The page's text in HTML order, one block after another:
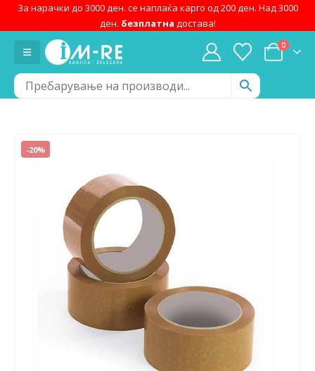
За нарачки до 3000 ден. се наплаќа карго од 200 ден. Над 3000
ден. безплатна достава!
0
-20%